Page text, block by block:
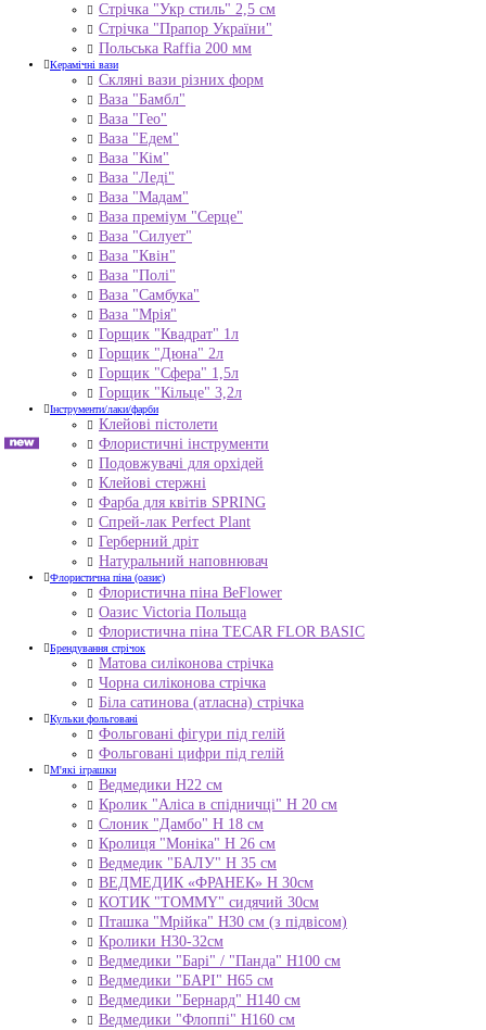
Стрічка "Укр стиль" 2,5 см
Стрічка "Прапор України"
Польська Raffia 200 мм
Керамічні вази
Скляні вази різних форм
Ваза "Бамбл"
Ваза "Гео"
Ваза "Едем"
Ваза "Кім"
Ваза "Леді"
Ваза "Мадам"
Ваза преміум "Серце"
Ваза "Силует"
Ваза "Квін"
Ваза "Полі"
Ваза "Самбука"
Ваза "Мрія"
Горщик "Квадрат" 1л
Горщик "Дюна" 2л
Горщик "Сфера" 1,5л
Горщик "Кільце" 3,2л
Інструменти/лаки/фарби
Клейові пістолети
Флористичні інструменти
Подовжувачі для орхідей
Клейові стержні
Фарба для квітів SPRING
Спрей-лак Perfect Plant
Герберний дріт
Натуральний наповнювач
Флористична піна (оазис)
Флористична піна BeFlower
Оазис Victoria Польща
Флористична піна TECAR FLOR BASIC
Брендування стрічок
Матова силіконова стрічка
Чорна силіконова стрічка
Біла сатинова (атласна) стрічка
Кульки фольговані
Фольговані фігури під гелій
Фольговані цифри під гелій
М'які іграшки
Ведмедики H22 см
Кролик "Аліса в спідничці" Н 20 см
Слоник "Дамбо" Н 18 см
Кролиця "Моніка" Н 26 см
Ведмедик "БАЛУ" Н 35 см
ВЕДМЕДИК «ФРАНЕК» H 30см
КОТИК "ТОMMY" сидячий 30см
Пташка "Мрійка" Н30 см (з підвісом)
Кролики Н30-32см
Ведмедики "Барі" / "Панда" Н100 см
Ведмедики "БАРІ" Н65 см
Ведмедики "Бернард" Н140 см
Ведмедики "Флоппі" Н160 см